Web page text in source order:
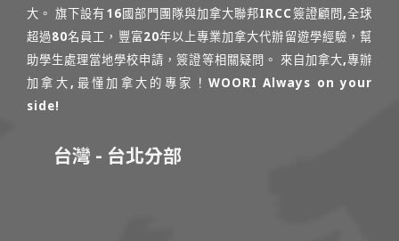
大。 旗下設有16國部門團隊與加拿大聯邦IRCC簽證顧問,全球
超過80名員工，豐富20年以上專業加拿大代辦留遊學經驗，幫
助學生處理當地學校申請，簽證等相關疑問。 來自加拿大,專辦
加拿大,最懂加拿大的專家！WOORI Always on your
side!
台灣 - 台北分部